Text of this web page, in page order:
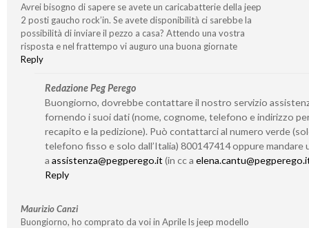
Avrei bisogno di sapere se avete un caricabatterie della jeep
2 posti gaucho rock’in. Se avete disponibilità ci sarebbe la
possibilità di inviare il pezzo a casa? Attendo una vostra
risposta e nel frattempo vi auguro una buona giornate
Reply
Redazione Peg Perego
Buongiorno, dovrebbe contattare il nostro servizio
fornendo i suoi dati (nome, cognome, telefono e indirizzo
recapito e la pedizione). Può contattarci al numero verde
telefono fisso e solo dall’Italia) 800147414 oppure mandare
a assistenza@pegperego.it(in cc a
Reply
Maurizio Canzi
Buongiorno, ho comprato da voi in Aprile ls jeep modello